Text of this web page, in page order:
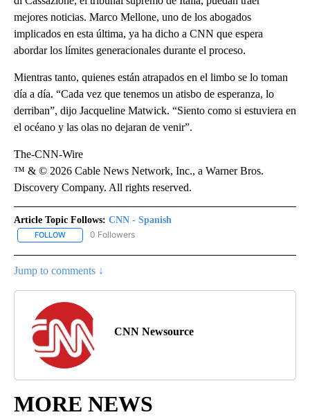
mejores noticias. Marco Mellone, uno de los abogados
implicados en esta última, ya ha dicho a CNN que espera
abordar los límites generacionales durante el proceso.
Mientras tanto, quienes están atrapados en el limbo se lo toman
día a día. “Cada vez que tenemos un atisbo de esperanza, lo
derriban”, dijo Jacqueline Matwick. “Siento como si estuviera en
el océano y las olas no dejaran de venir”.
The-CNN-Wire
™ & © 2026 Cable News Network, Inc., a Warner Bros.
Discovery Company. All rights reserved.
Article Topic Follows: CNN - Spanish
FOLLOW FOLLOW "CNN - SPANISH" TO RECEIVE NOTIFICATIONS ABOUT
0 Followers
Jump to comments ↓
CNN Newsource
MORE NEWS